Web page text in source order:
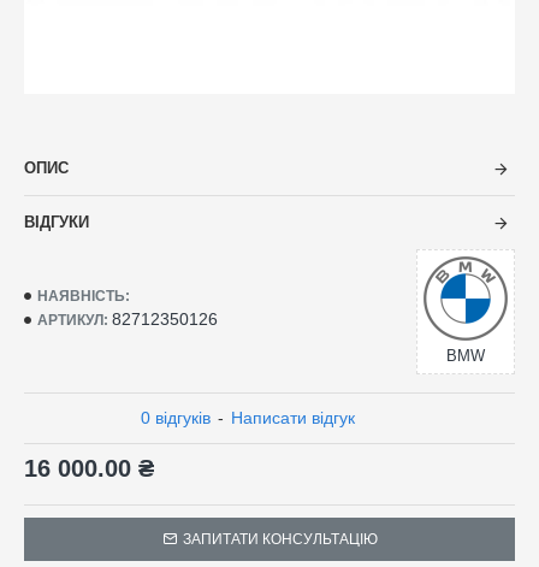
ОПИС
ВІДГУКИ
НАЯВНІСТЬ:
АРТИКУЛ: 82712350126
BMW
0 відгуків - Написати відгук
16 000.00 ₴
ЗАПИТАТИ КОНСУЛЬТАЦІЮ